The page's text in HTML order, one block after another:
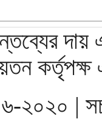
দায়
২০২০ |